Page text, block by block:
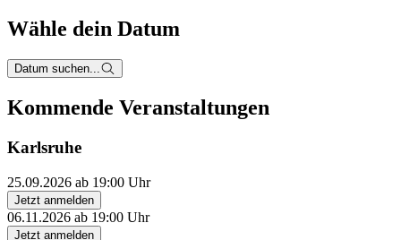
Wähle dein Datum
Datum suchen...
Kommende Veranstaltungen
Karlsruhe
25.09.2026 ab 19:00 Uhr
Jetzt anmelden
06.11.2026 ab 19:00 Uhr
Jetzt anmelden